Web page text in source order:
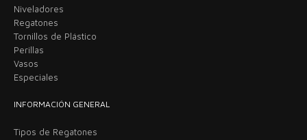
Niveladores
Regatones
Tornillos de Plástico
Perillas
Vasos
Especiales
INFORMACIÓN GENERAL
Tipos de Regatones